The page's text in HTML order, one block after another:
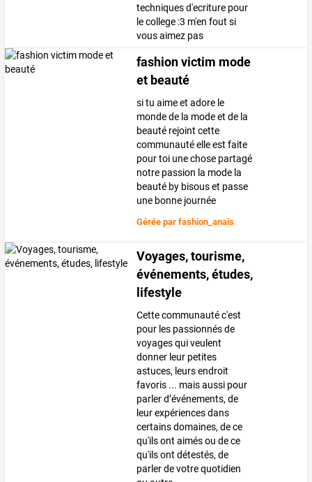
techniques d'ecriture pour
le college :3 m'en fout si
vous aimez pas
fashion victim mode
et beauté
si tu aime et adore le
monde de la mode et de la
beauté rejoint cette
communauté elle est faite
pour toi une chose partagé
notre passion la mode la
beauté by bisous et passe
une bonne journée
Gérée parfashion_anais
Voyages, tourisme,
événements, études,
lifestyle
Cette communauté c'est
pour les passionnés de
voyages qui veulent
donner leur petites
astuces, leurs endroit
favoris ... mais aussi pour
parler d’événements, de
leur expériences dans
certains domaines, de ce
qu'ils ont aimés ou de ce
qu'ils ont détestés, de
parler de votre quotidien